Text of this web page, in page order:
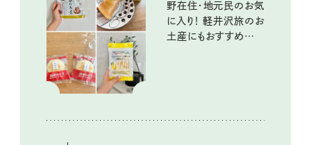
野在住・地元民のお気
に入り！ 軽井沢旅のお
土産にもおすすめのお